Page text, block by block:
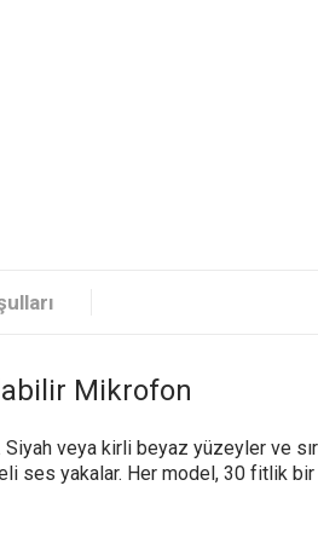
Mikrofon
veya kirli beyaz yüzeyler ve
yakalar. Her model, 30 fitlik